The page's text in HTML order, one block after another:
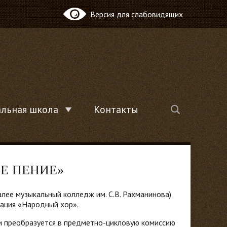
Версия для слабовидящих
История
Администрация
Документы и справки
Расписание занятий
Содействие трудоустройству
школа
Локальные акты СП ДМШ
Контакты
ПЕНИЕ»
музыкальный колледж им. С.В. Рахманинова)
«Народный хор».
преобразуется в предметно-цикловую комиссию